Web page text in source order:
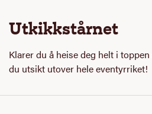
Utkikkstårnet
Klarer du å heise deg helt i
du utsikt utover hele eventyrriket!